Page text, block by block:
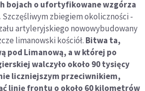
bojach o ufortyfikowane wzgórza
Szczęśliwym zbiegiem okoliczności -
artyleryjskiego nowowybudowany
limanowski kościół. Bitwa ta,
pod Limanową, a w której po
walczyło około 90 tysięcy
liczniejszym przeciwnikiem,
linię frontu o około 60 kilometrów